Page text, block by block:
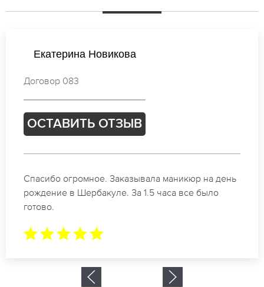
Елена Кузнецова
Договор 243
ОСТАВИТЬ ОТЗЫВ
Идеальные специалисты своего дела по
маникюру в Шербакуле. Замечательный
результат. Буду обращаться еще.